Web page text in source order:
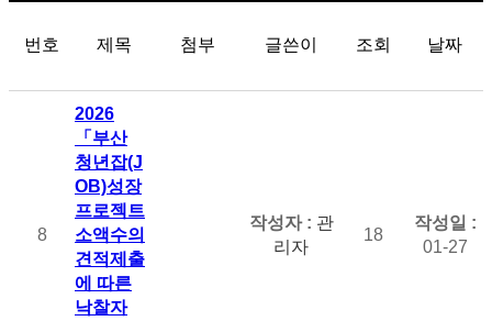
번호 제목 첨부 글쓴이 조회 날짜
8
2026
「부산
청년잡(J
OB)성장
프로젝트
소액수의
견적제출
에 따른
낙찰자
관
리자
18
01-27